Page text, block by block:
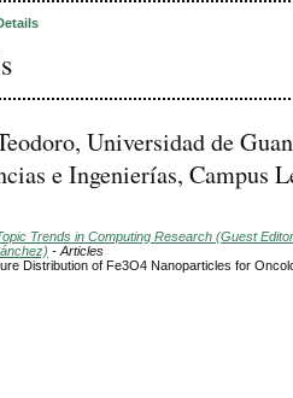
Universidad de
e Ingenierías, Campus
Trends in Computing Research (Guest
- Articles
Distribution of Fe3O4 Nanoparticles for